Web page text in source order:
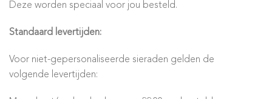
Deze worden speciaal voor jou besteld.
Standaard levertijden:
Voor niet-gepersonaliseerde sieraden gelden de
volgende levertijden: